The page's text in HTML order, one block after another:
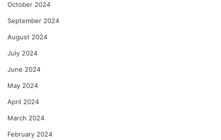
October 2024
September 2024
August 2024
July 2024
June 2024
May 2024
April 2024
March 2024
February 2024